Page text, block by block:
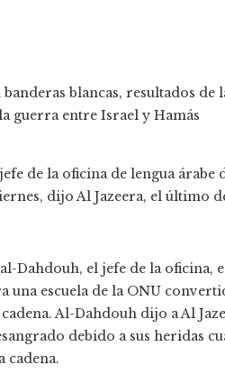
de la oficina de lengua árabe
dijo Al Jazeera, el último
Dahdouh, el jefe de la oficina,
una escuela de la ONU
Al-Dahdouh dijo a Al
debido a sus heridas
cadena.